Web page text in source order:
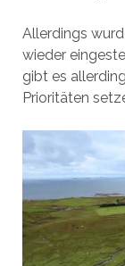
Allerdings
wieder
gibt es
Prioritäten